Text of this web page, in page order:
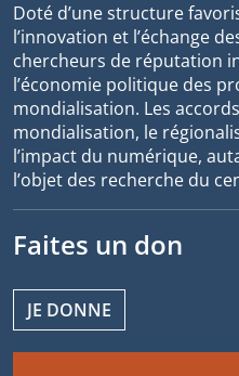
Doté d’une structure
l’innovation et l’échange
chercheurs de réputation
l’économie politique des
mondialisation. Les
mondialisation, le
l’impact du numérique,
l’objet des recherche du
Faites un don
JE DONNE